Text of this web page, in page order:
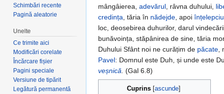
mângâierea, adevărul , râvna duhului,
credința , tăria în nădejde , apoi
loc, deosebirea duhurilor, darul
bunăvoința, stăpânirea de sine, tăria
Duhului Sfânt noi ne curățim de păcate
Pavel: Domnul este Duh, și unde este
veșnică (Gal 6.8)
Cuprins[ascunde]
Schimbări recente
Pagină aleatorie
Unelte
Ce trimite aici
Modificări corelate
Încărcare fișier
Pagini speciale
Versiune de tipărit
Legătură permanentă